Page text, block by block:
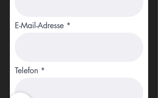
E-Mail-Adresse
Telefon